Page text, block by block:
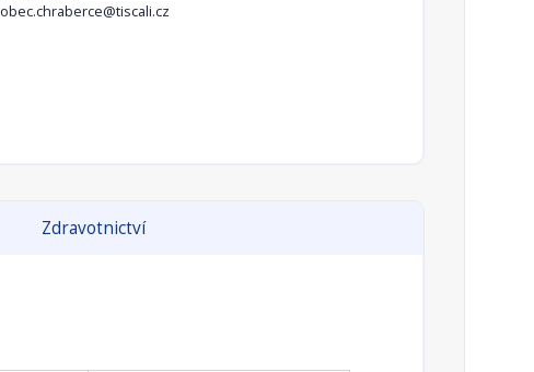
obec.chraberce@tiscali.cz
Zdravotnictví